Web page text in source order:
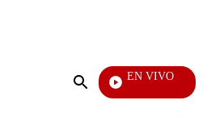
Enviar
EN VIVO
Televentas